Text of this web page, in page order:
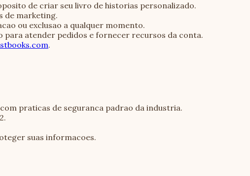
de criar seu livro de historias personalizado.
de marketing.
ou exclusao a qualquer momento.
para atender pedidos e fornecer recursos da conta.
.
praticas de seguranca padrao da industria.
suas informacoes.